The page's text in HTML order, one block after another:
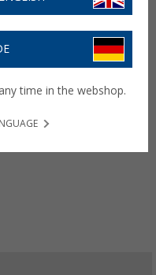
time in the webshop.